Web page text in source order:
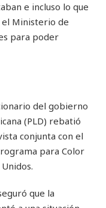
e incluso lo que
el Ministerio de
para poder
del gobierno
(PLD) rebatió
conjunta con el
para Color
que la